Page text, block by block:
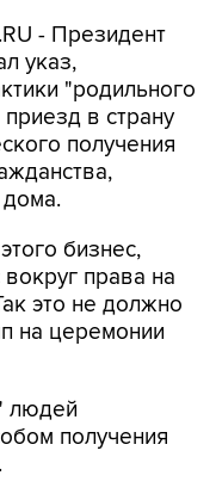
- Президент
указ,
"родильного
в страну
получения
дома.
бизнес,
права на
это не должно
на церемонии
людей
получения